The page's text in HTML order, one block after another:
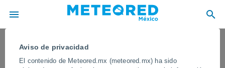
Aviso de privacidad
El contenido de Meteored.mx (meteored.mx) ha sido